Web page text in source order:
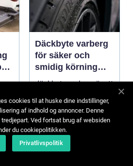
Däckbyte varberg
för säker och
smidig körning
Året runt
däckbyte varberg är ett
aktuellt när väder och
väglag skiftar mellan
sommar och ...
10 maj 2026
cookies til at huske dine indstillinger,
af indhold og annoncer. Denne
Ved fortsat brug af websiden
du cookiepolitikken.
Privatlivspolitik